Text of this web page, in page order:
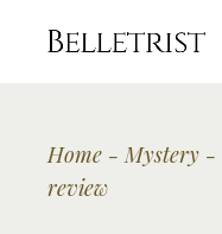
Home Mystery
review